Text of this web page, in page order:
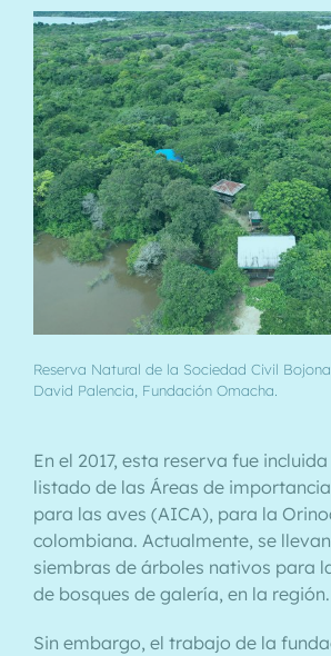
Reserva Natural de la Sociedad Civil
David Palencia, Fundación Omacha.
En el 2017, esta reserva fue
listado de las Áreas de
para las aves (AICA), para la
colombiana. Actualmente, se
siembras de árboles nativos para
de bosques de galería, en la región.
Sin embargo, el trabajo de la